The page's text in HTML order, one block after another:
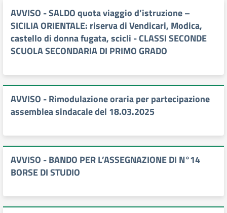
AVVISO - SALDO quota viaggio d’istruzione –
SICILIA ORIENTALE: riserva di Vendicari, Modica,
castello di donna fugata, scicli - CLASSI SECONDE
SCUOLA SECONDARIA DI PRIMO GRADO
AVVISO - Rimodulazione oraria per partecipazione
assemblea sindacale del 18.03.2025
AVVISO - BANDO PER L’ASSEGNAZIONE DI N°14
BORSE DI STUDIO